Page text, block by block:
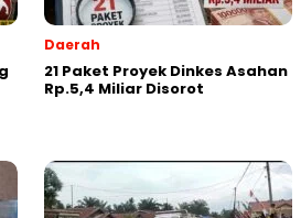
Daerah
21 Paket Proyek Dinkes Asahan
Rp.5,4 Miliar Disorot